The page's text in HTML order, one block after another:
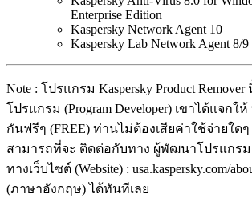
Enterprise Edition
Kaspersky Network Agent 10
Kaspersky Lab Network Agent 8/9
Note : โปรแกรม Kaspersky Product
โปรแกรม (Program Developer) เขาได้แจก
กันฟรีๆ (FREE) ท่านไม่ต้องเสียค่าใช้จ่ายใด
สามารถที่จะ ติดต่อกับทาง ผู้พัฒนาโปรแกร
ทางเว็บไซต์ (Website) : usa.kaspersky.com/
(ภาษาอังกฤษ) ได้ทันทีเลย